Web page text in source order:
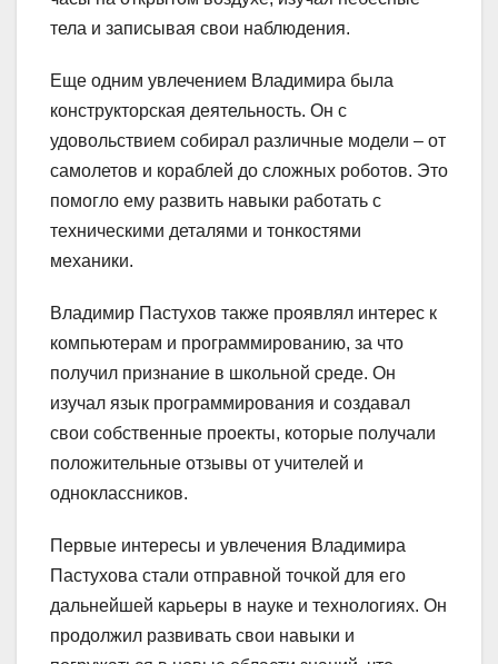
тела и записывая свои наблюдения.
Еще одним увлечением Владимира была
конструкторская деятельность. Он с
удовольствием собирал различные модели – от
самолетов и кораблей до сложных роботов. Это
помогло ему развить навыки работать с
техническими деталями и тонкостями
механики.
Владимир Пастухов также проявлял интерес к
компьютерам и программированию, за что
получил признание в школьной среде. Он
изучал язык программирования и создавал
свои собственные проекты, которые получали
положительные отзывы от учителей и
одноклассников.
Первые интересы и увлечения Владимира
Пастухова стали отправной точкой для его
дальнейшей карьеры в науке и технологиях. Он
продолжил развивать свои навыки и